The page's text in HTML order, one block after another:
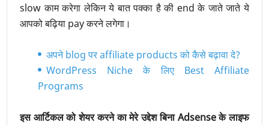
slow काम करेगा लेकिन ये बात पक्का है की end के जाते जाते ये
आपको बढ़िया pay करने लगेगा।
अपने blog पर affiliate products को कैसे बढ़ावा दे?
WordPress Niche के लिए Best Affiliate
Programs
इस आर्टिकल को शेयर करने का मेरे उद्देश बिना Adsense के लाइफ